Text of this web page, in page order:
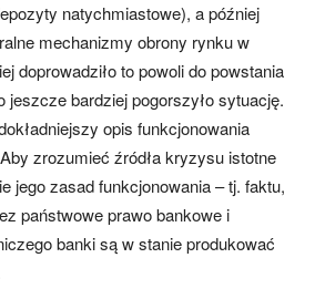
natychmiastowe), a później
mechanizmy obrony rynku w
doprowadziło to powoli do powstania
jeszcze bardziej pogorszyło sytuację.
opis funkcjonowania
zrozumieć źródła kryzysu istotne
jego zasad funkcjonowania – tj. faktu,
państwowe prawo bankowe i
banki są w stanie produkować